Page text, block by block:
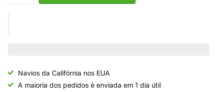
Navios da Califórnia nos EUA
A maioria dos pedidos é enviada em 1 dia útil